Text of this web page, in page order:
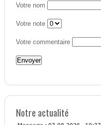
Votre nom
Votre note
Votre commentaire
Notre actualité